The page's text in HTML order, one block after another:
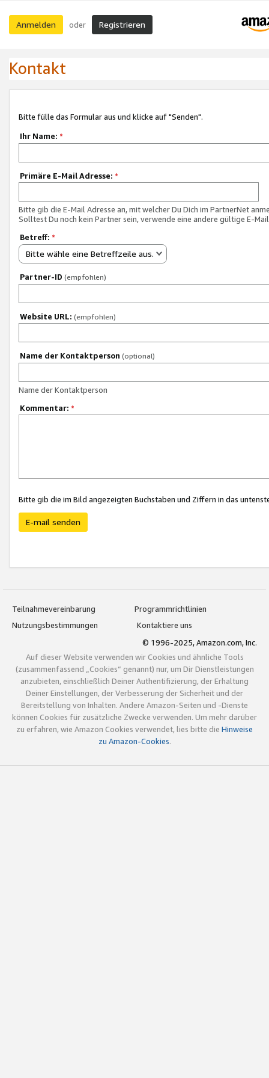
Anmelden oder Registrieren
Kontakt
Bitte fülle das Formular aus und klicke auf "Senden".
Ihr Name: *
Primäre E-Mail Adresse: *
Bitte gib die E-Mail Adresse an, mit welcher Du Dich im PartnerNet
Solltest Du noch kein Partner sein, verwende eine andere gültige E-
Betreff: *
Bitte wähle eine Betreffzeile aus.
Partner-ID (empfohlen)
Website URL: (empfohlen)
Name der Kontaktperson (optional)
Name der Kontaktperson
Kommentar: *
Bitte gib die im Bild angezeigten Buchstaben und Ziffern in das
E-mail senden
Teilnahmevereinbarung
Programmrichtlinien
Nutzungsbestimmungen
Kontaktiere uns
© 1996-2025, Amazon.com, Inc.
Auf dieser Website verwenden wir Cookies und ähnliche Tools
(zusammenfassend „Cookies“ genannt) nur, um Dir Dienstleistungen
anzubieten, einschließlich Deiner Authentifizierung, der Erhaltung
Deiner Einstellungen, der Verbesserung der Sicherheit und der
Bereitstellung von Inhalten. Andere Amazon-Seiten und -Dienste
können Cookies für zusätzliche Zwecke verwenden. Um mehr darüber
zu erfahren, wie Amazon Cookies verwendet, lies bitte die Hinweise
zu Amazon-Cookies.